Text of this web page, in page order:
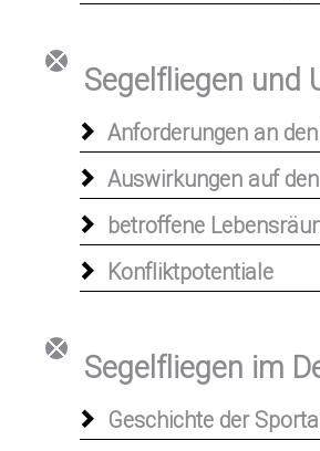
Segelfliegen und
Anforderungen an
Auswirkungen auf
betroffene
Konfliktpotentiale
Segelfliegen im
Geschichte der